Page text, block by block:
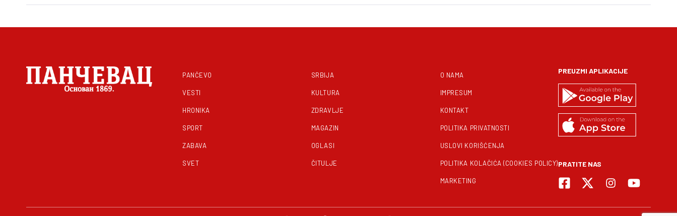
PANČEVO
VESTI
HRONIKA
SPORT
ZABAVA
SVET
SRBIJA
KULTURA
ZDRAVLJE
MAGAZIN
OGLASI
ČITULJE
O NAMA
IMPRESUM
KONTAKT
POLITIKA PRIVATNOSTI
USLOVI KORIŠĆENJA
POLITIKA KOLAČIĆA (COOKIES POLICY)
MARKETING
PREUZMI APLIKACIJE
PRATITE NAS